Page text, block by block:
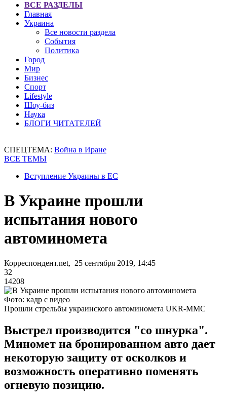
ВСЕ РАЗДЕЛЫ
Главная
Украина
Все новости раздела
События
Политика
Город
Мир
Бизнес
Спорт
Lifestyle
Шоу-биз
Наука
БЛОГИ ЧИТАТЕЛЕЙ
СПЕЦТЕМА: Война в Иране
ВСЕ ТЕМЫ
Вступление Украины в ЕС
В Украине прошли
испытания нового
автоминомета
Корреспондент.net, 25 сентября 2019, 14:45
32
14208
Фото: кадр с видео
Прошли стрельбы украинского автоминомета UKR-MMC
Выстрел производится "со шнурка".
Миномет на бронированном авто дает
некоторую защиту от осколков и
возможность оперативно поменять
огневую позицию.